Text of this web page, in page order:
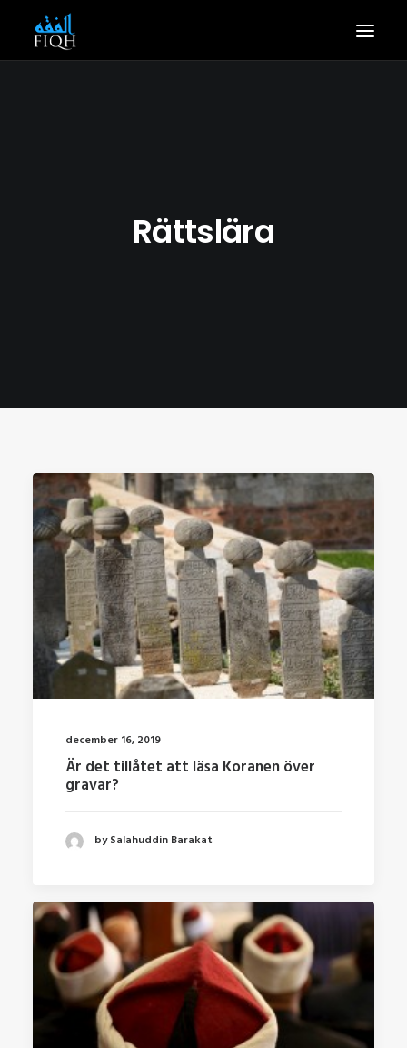
Rättslära
december 16, 2019
Är det tillåtet att läsa Koranen över
gravar?
by Salahuddin Barakat